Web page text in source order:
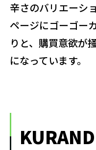
辛さのバリエーシ
ページにゴーゴー
りと、購買意欲が
になっています。
KURAND